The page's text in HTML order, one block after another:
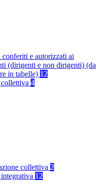
e autorizzati ai
(dirigenti e non dirigenti) (da
in tabelle) 12
4
collettiva 2
12